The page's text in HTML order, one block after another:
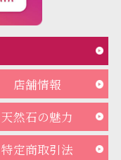
店舗情報
天然石の魅力
特定商取引法